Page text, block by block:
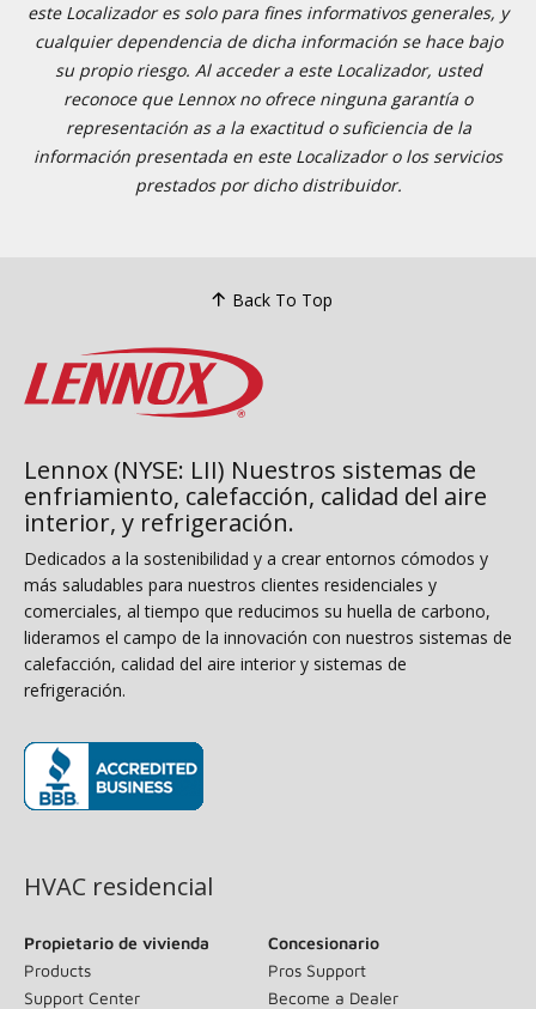
este Localizador es solo para fines informativos generales, y
cualquier dependencia de dicha información se hace bajo
su propio riesgo. Al acceder a este Localizador, usted
reconoce que Lennox no ofrece ninguna garantía o
representación as a la exactitud o suficiencia de la
información presentada en este Localizador o los servicios
prestados por dicho distribuidor.
Back To Top
Lennox (NYSE: LII) Nuestros sistemas de
enfriamiento, calefacción, calidad del aire
interior, y refrigeración.
Dedicados a la sostenibilidad y a crear entornos cómodos y
más saludables para nuestros clientes residenciales y
comerciales, al tiempo que reducimos su huella de carbono,
lideramos el campo de la innovación con nuestros sistemas de
calefacción, calidad del aire interior y sistemas de
refrigeración.
HVAC residencial
Propietario de vivienda
Products
Support Center
Concesionario
Pros Support
Become a Dealer